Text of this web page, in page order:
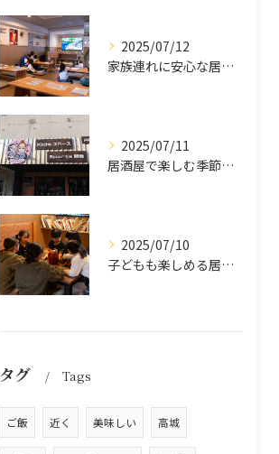
2025/07/12
家族連れに安心な居酒屋体験
2025/07/11
居酒屋で楽しむ季節の味覚と生中継スポーツ観戦
2025/07/10
子どもも楽しめる居酒屋の魅力
タグ Tags
ご飯 近く 美味しい 高城